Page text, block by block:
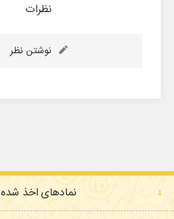
نظرات
نوشتن نظر
نمادهای اخذ شده